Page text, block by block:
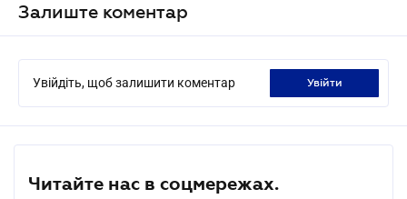
Залиште коментар
Увійдіть, щоб залишити коментар увійти
Читайте нас в соцмережах.